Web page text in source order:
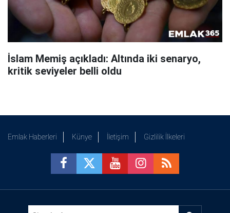
İslam Memiş açıkladı: Altında iki senaryo,
kritik seviyeler belli oldu
Emlak Haberleri Künye İletişim Gizlilik İlkeleri